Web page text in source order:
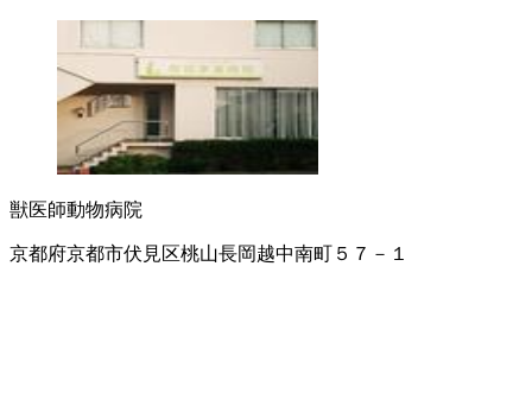
獣医師動物病院
京都府京都市伏見区桃山長岡越中南町５７－１